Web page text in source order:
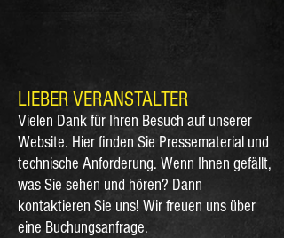
LIEBER VERANSTALTER
Vielen Dank für Ihren Besuch auf unserer
Website. Hier finden Sie Pressematerial und
technische Anforderung. Wenn Ihnen gefällt,
was Sie sehen und hören? Dann
kontaktieren Sie uns! Wir freuen uns über
eine Buchungsanfrage.